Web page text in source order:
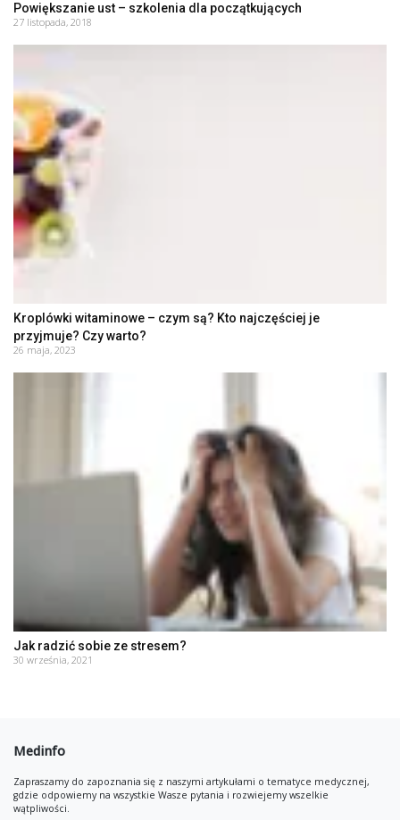
Powiększanie ust – szkolenia dla początkujących
27 listopada, 2018
Kroplówki witaminowe – czym są? Kto najczęściej je
przyjmuje? Czy warto?
26 maja, 2023
Jak radzić sobie ze stresem?
30 września, 2021
Medinfo
Zapraszamy do zapoznania się z naszymi artykułami o tematyce medycznej,
gdzie odpowiemy na wszystkie Wasze pytania i rozwiejemy wszelkie
wątpliwości.